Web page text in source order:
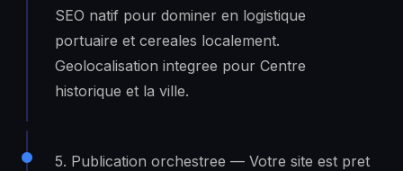
SEO natif pour dominer en logistique
portuaire et cereales localement.
Geolocalisation integree pour Centre
historique et la ville.
5. Publication orchestree — Votre site est pret